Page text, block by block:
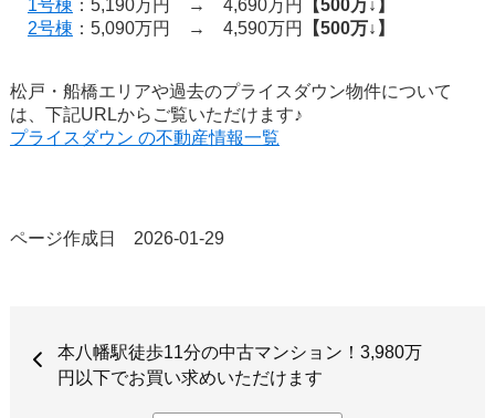
1号棟：5,190万円 → 4,690万円
【500万↓】
2号棟：5,090万円 → 4,590万円 【500万↓】
松戸・船橋エリアや過去のプライスダウン物件について
は、下記URLからご覧いただけます♪
プライスダウン の不動産情報一覧
ページ作成日 2026-01-29
本八幡駅徒歩11分の中古マンション！3,980万
円以下でお買い求めいただけます